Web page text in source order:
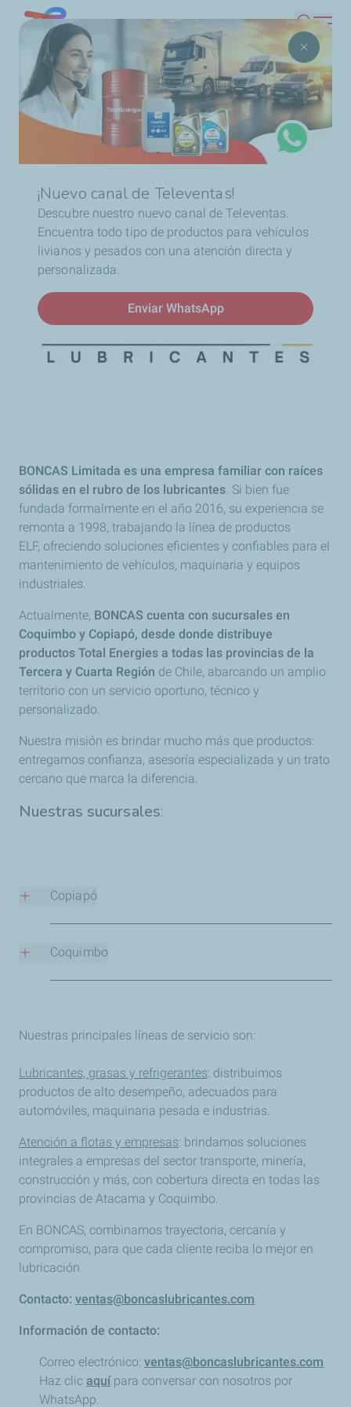
Pasar
al
contenido
principal
¡Nuevo canal de Televentas!
Descubre nuestro nuevo canal de Televentas.
Encuentra todo tipo de productos para vehículos
livianos y pesados con una atención directa y
personalizada.
Enviar WhatsApp
Chile
Buscar
Ruta
de
navegación
Inicio BONCAS: Experiencia familiar, servicio cercano
BONCAS: Experiencia
familiar, servicio cercano
BONCAS Limitada es una empresa familiar con raíces
sólidas en el rubro de los lubricantes . Si bien fue
fundada formalmente en el año 2016, su experiencia se
remonta a 1998, trabajando la línea de productos
ELF, ofreciendo soluciones eficientes y confiables para el
mantenimiento de vehículos, maquinaria y equipos
industriales.
Actualmente, BONCAS cuenta con sucursales en
Coquimbo y Copiapó, desde donde distribuye
productos Total Energies a todas las provincias de la
Tercera y Cuarta Región de Chile, abarcando un amplio
territorio con un servicio oportuno, técnico y
personalizado.
Nuestra misión es brindar mucho más que productos:
entregamos confianza, asesoría especializada y un trato
cercano que marca la diferencia.
Nuestras sucursales:
Copiapó
Los Carrera #2787
Coquimbo
Los Pimientos #560
Nuestras principales líneas de servicio son:
Lubricantes, grasas y refrigerantes: distribuimos
productos de alto desempeño, adecuados para
automóviles, maquinaria pesada e industrias.
Atención a flotas y empresas: brindamos soluciones
integrales a empresas del sector transporte, minería,
construcción y más, con cobertura directa en todas las
provincias de Atacama y Coquimbo.
En BONCAS, combinamos trayectoria, cercanía y
compromiso, para que cada cliente reciba lo mejor en
lubricación.
Contacto: ventas@boncaslubricantes.com
Información de contacto:
Correo electrónico: ventas@boncaslubricantes.com
Haz clic aquípara conversar con nosotros por
WhatsApp.